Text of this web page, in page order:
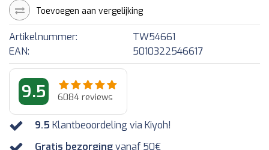
Toevoegen aan vergelijking
Artikelnummer:
TW54661
EAN:
5010322546617
9.5 6084 reviews
9.5 Klantbeoordeling via Kiyoh!
Gratis bezorgingvanaf 50€